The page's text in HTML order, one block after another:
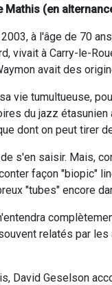
Mathis (en
à l'âge de 70
vivait à Carry-le-
avait des
vie tumultueuse,
du jazz
dont on peut tirer
de s'en saisir. Mais,
façon "biopic"
"tubes" encore
relatés par
David Geselson